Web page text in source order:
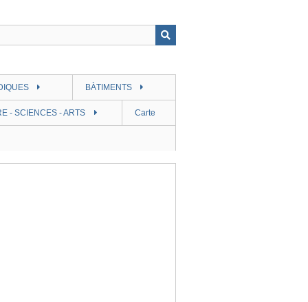
BÀTIMENTS
- SCIENCES - ARTS Carte